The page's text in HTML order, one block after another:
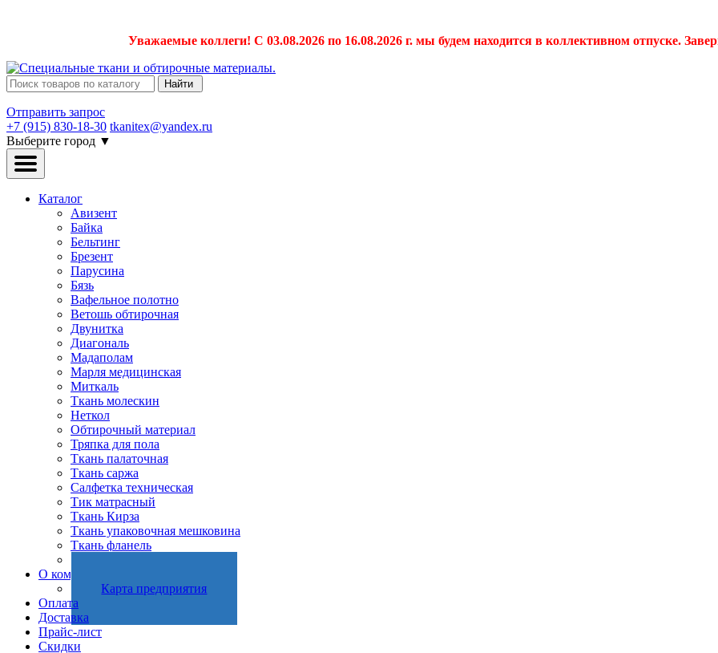
Уважаемые коллеги! С 03.08.2026 по 16.08.2026 г. мы будем находится в коллективном отпуске.
Найти
Отправить запрос
+7 (915) 830-18-30 tkanitex@yandex.ru
Выберите город ▼
Каталог
Авизент
Байка
Бельтинг
Брезент
Парусина
Бязь
Вафельное полотно
Ветошь обтирочная
Двунитка
Диагональ
Мадаполам
Марля медицинская
Миткаль
Ткань молескин
Неткол
Обтирочный материал
Тряпка для пола
Ткань палаточная
Ткань саржа
Салфетка техническая
Тик матрасный
Ткань Кирза
Ткань упаковочная мешковина
Ткань фланель
О компании
Карта предприятия
Оплата
Доставка
Прайс-лист
Скидки